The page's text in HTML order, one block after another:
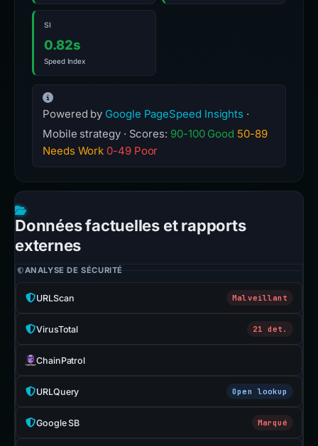
SI
0.82s
Speed Index
Powered by Google PageSpeed Insights ·
Mobile strategy · Scores: 90-100 Good 50-89
Needs Work 0-49 Poor
Données factuelles et rapports
externes
ANALYSE DE SÉCURITÉ
URLScan Malveillant
VirusTotal 21 det.
ChainPatrol
URLQuery Open lookup
Google SB Marqué